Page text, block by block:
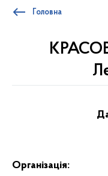
Головна
Організація: